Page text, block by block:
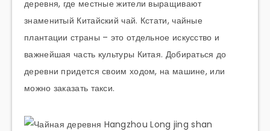
деревня, где местные жители выращивают
знаменитый Китайский чай. Кстати, чайные
плантации страны – это отдельное искусство и
важнейшая часть культуры Китая. Добираться до
деревни придется своим ходом, на машине, или
можно заказать такси.